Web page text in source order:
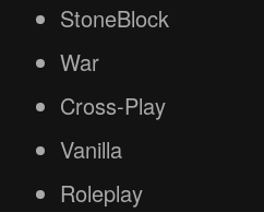
StoneBlock
War
Cross-Play
Vanilla
Roleplay